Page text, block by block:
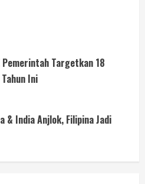
Targetkan 18
Ini
& India Anjlok, Filipina Jadi